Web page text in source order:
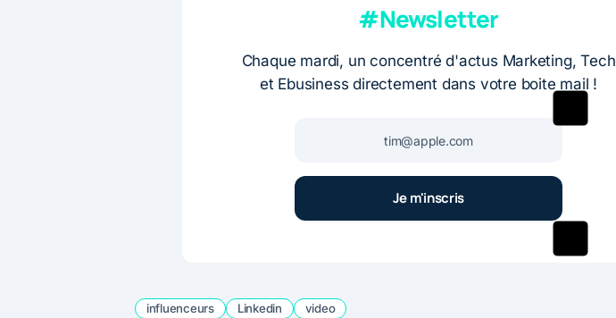
#Newsletter
Chaque mardi, un concentré d'actus Marketing, Tech
et Ebusiness directement dans votre boite mail !
influenceurs Linkedin video